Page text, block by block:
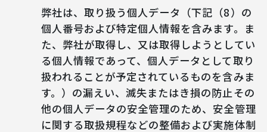
弊社は、取り扱う個人データ（下記（8）の
個人番号および特定個人情報を含みます。ま
た、弊社が取得し、又は取得しようとしてい
る個人情報であって、個人データとして取り
扱われることが予定されているものを含みま
す。）の漏えい、滅失またはき損の防止その
他の個人データの安全管理のため、安全管理
に関する取扱規程などの整備および実施体制